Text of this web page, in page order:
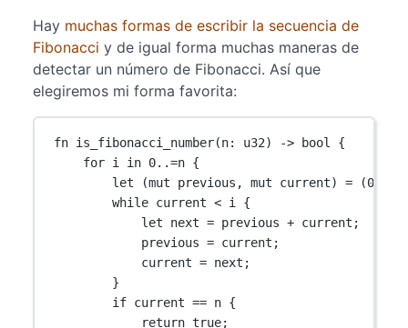
Hay muchas formas de escribir la secuencia de
Fibonacci y de igual forma muchas maneras de
detectar un número de Fibonacci. Así que
elegiremos mi forma favorita:
fn is_fibonacci_number(n: u32) -> bool
{
for i in 0..=n {
let (mut previous, mut current) = (0
while current < i {
let next = previous + current;
previous = current;
current = next;
}
if current == n {
return true;